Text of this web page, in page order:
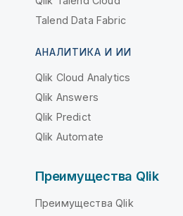
Talend Data Fabric
АНАЛИТИКА И ИИ
Qlik Cloud Analytics
Qlik Answers
Qlik Predict
Qlik Automate
Преимущества Qlik
Преимущества Qlik